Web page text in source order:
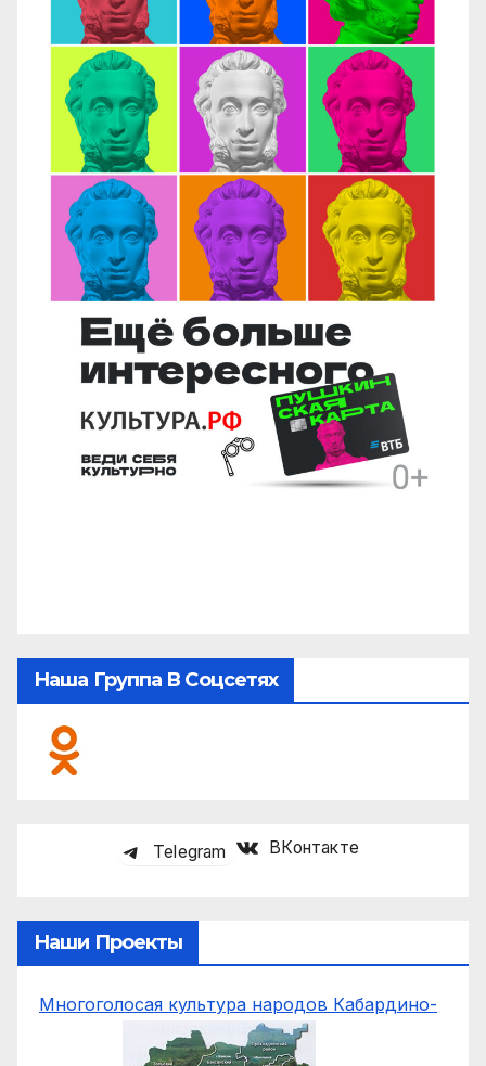
Наша Группа В Соцсетях
Telegram ВКонтакте
Наши Проекты
Многоголосая культура народов Кабардино-